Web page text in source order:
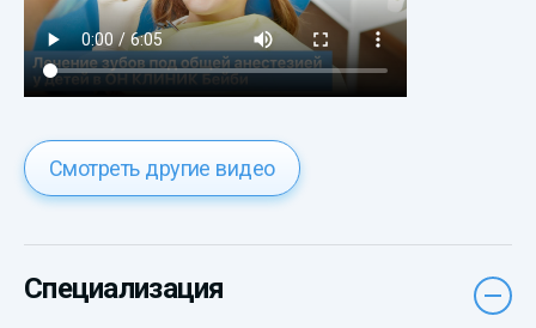
Смотреть другие видео
Специализация